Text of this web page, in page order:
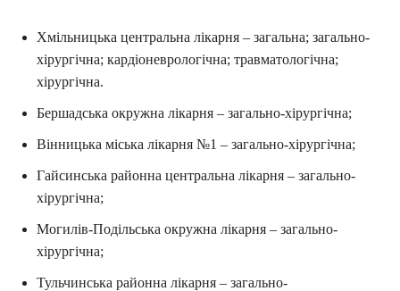
Хмільницька центральна лікарня – загальна; загально-
хірургічна; кардіоневрологічна; травматологічна;
хірургічна.
Бершадська окружна лікарня – загально-хірургічна;
Вінницька міська лікарня №1 – загально-хірургічна;
Гайсинська районна центральна лікарня – загально-
хірургічна;
Могилів-Подільська окружна лікарня – загально-
хірургічна;
Тульчинська районна лікарня – загально-